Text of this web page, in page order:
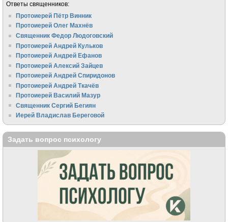
Ответы священников:
Протоиерей Пётр Винник
Протоиерей Олег Махнёв
Священник Федор Людоговский
Протоиерей Андрей Кульков
Протоиерей Андрей Ефанов
Протоиерей Алексий Зайцев
Протоиерей Андрей Спиридонов
Протоиерей Андрей Ткачёв
Протоиерей Василий Мазур
Священник Сергий Бегиян
Иерей Владислав Береговой
Задать вопрос психологу